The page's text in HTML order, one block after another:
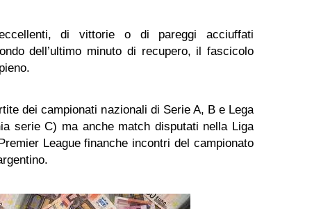
di vittorie o di pareggi acciuffati
dell’ultimo minuto di recupero, il fascicolo
dei campionati nazionali di Serie A, B e Lega
serie C) ma anche match disputati nella Liga
League finanche incontri del campionato